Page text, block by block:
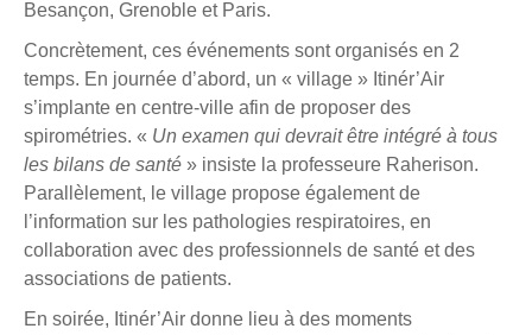
Besançon, Grenoble et Paris.
Concrètement, ces événements sont organisés en 2
temps. En journée d’abord, un « village » Itinér’Air
s’implante en centre-ville afin de proposer des
spirométries. « Un examen qui devrait être intégré à tous
les bilans de santé » insiste la professeure Raherison.
Parallèlement, le village propose également de
l’information sur les pathologies respiratoires, en
collaboration avec des professionnels de santé et des
associations de patients.
En soirée, Itinér’Air donne lieu à des moments